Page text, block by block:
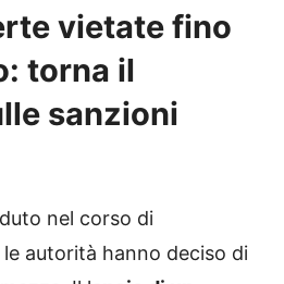
vietate fino
torna il
sanzioni
nel corso di
le autorità hanno deciso di